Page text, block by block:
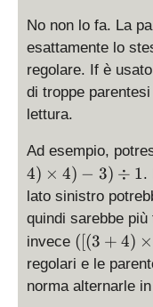
No non lo fa. La
esattamente lo
regolare. If è
di troppe
lettura.
Ad esempio,
4) × 4) − 3) ÷ 1.
lato sinistro
quindi sarebbe
invece ([
(
3
([(3 + 4) ×
regolari e le
norma alternarle